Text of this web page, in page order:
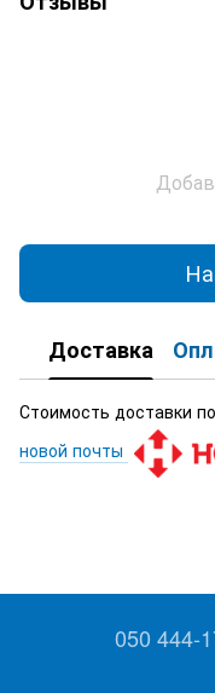
Доставка
Стоимость доставки
новой почты
050 444-